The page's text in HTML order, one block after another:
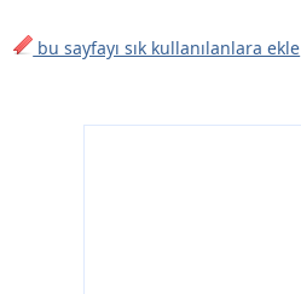
bu sayfayı sık kullanılanlara ekle